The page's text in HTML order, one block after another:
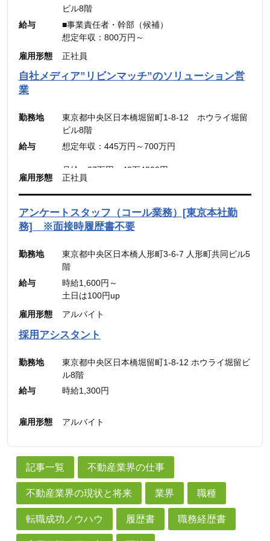
ビル8階
給与
■事業責任者・幹部（候補）
想定年収：800万円～
月給：48万4,900円～
（固定残業代：45時間分【12万5,600円～】含
金は別途追加支給
■メンバー・リーダー
想定年収：500万円～800万円
（固定残業代：45時間分【7万8,500円〜12万
5,600円】含む。）
※45時間を超える時間外労働分についての割増賃
金は別途追加支給
雇用形態 正社員
自社メディア”リビンマッチ”のソリューション営
業
勤務地
東京都中央区日本橋堀留町1-8-12 ホウライ堀留
ビル8階
給与
想定年収：445万円～700万円
月給：27万円～42万4300円
（固定残業代：45時間分【7万円～10万9900
円】）
（45時間を超える時間外労働分についての割増賃
金は別途追加支給）
雇用形態 正社員
アンケートスタッフ（コール業務）[東京本社勤
務] ※面接時履歴書不要
勤務地
東京都中央区日本橋人形町3-6-7 人形町共同ビル5
階
給与
時給1,600円～
土日は100円up
雇用形態
アルバイト
採用アシスタント
勤務地
東京都中央区日本橋堀留町1-8-12 ホウライ堀留ビ
ル8階
給与
時給1,300円
雇用形態 アルバイト
記事一覧 不動産業界の仕事
不動産業界の現状と将来 業界 職種
転職成功ノウハウ 履歴書 職務経歴書